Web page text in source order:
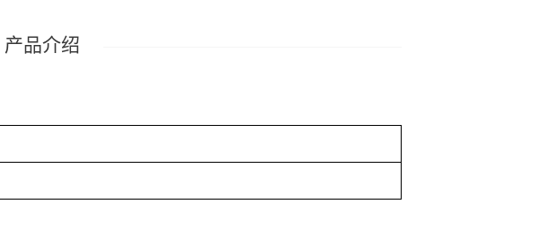
产品介绍